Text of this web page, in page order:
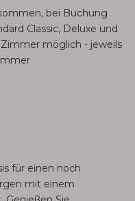
bei Buchung
Classic, Deluxe und
möglich - jeweils
für einen noch
mit einem